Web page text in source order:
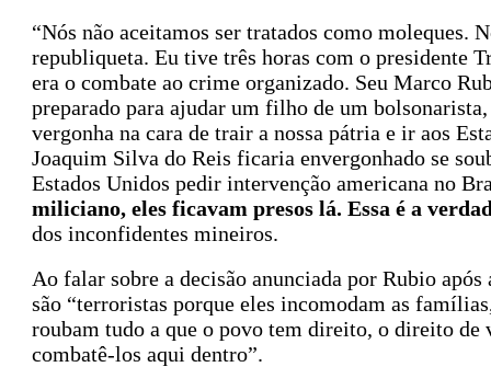
“Nós não aceitamos ser tratados como moleques.
republiqueta. Eu tive três horas com o presidente
era o combate ao crime organizado. Seu Marco
preparado para ajudar um filho de um
vergonha na cara de trair a nossa pátria e ir aos
Joaquim Silva do Reis ficaria envergonhado se
Estados Unidos pedir intervenção americana no
miliciano, eles ficavam presos lá. Essa é a
dos inconfidentes mineiros.
Ao falar sobre a decisão anunciada por Rubio
são “terroristas porque eles incomodam as
roubam tudo a que o povo tem direito, o direito
combatê-los aqui dentro”.